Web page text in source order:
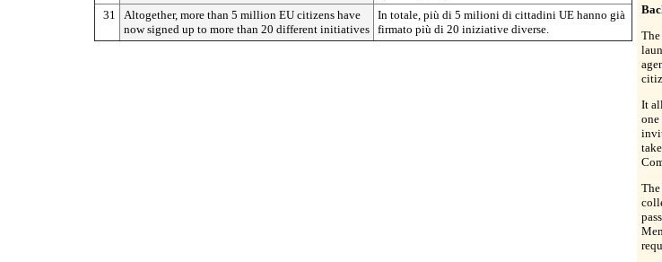
31
Altogether, more than 5 million EU citizens have
now signed up to more than 20 different initiatives
In totale, più di 5 milioni di cittadini UE hanno già
firmato più di 20 iniziative diverse.
It
one